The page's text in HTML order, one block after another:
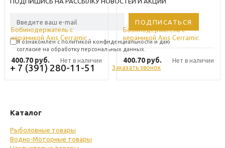
Бобинодержатель с
керамикой Axis Cerramic
Bobbin HVY Trumb
400.70 руб. Нет в наличии
Бобинодержатель с
керамикой Axis Cerramic
Bobbin Fine Trumb
400.70 руб. Нет в наличии
Я ознакомлен с политикой конфиденциальности и даю
согласие на обработку персональных данных.
+ 7 (391) 280-11-51 Заказать звонок
Каталог
Рыболовные товары
Водно-Моторные товары